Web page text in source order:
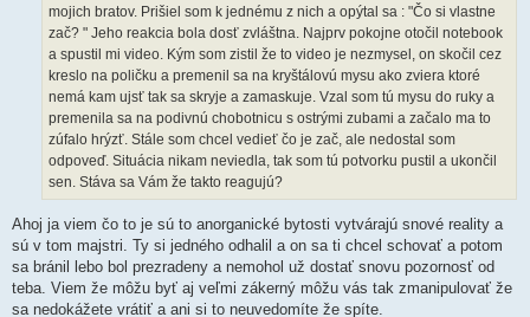
mojich bratov. Prišiel som k jednému z nich a opýtal sa : "Čo si vlastne
zač? " Jeho reakcia bola dosť zvláštna. Najprv pokojne otočil notebook
a spustil mi video. Kým som zistil že to video je nezmysel, on skočil cez
kreslo na poličku a premenil sa na kryštálovú mysu ako zviera ktoré
nemá kam ujsť tak sa skryje a zamaskuje. Vzal som tú mysu do ruky a
premenila sa na podivnú chobotnicu s ostrými zubami a začalo ma to
zúfalo hrýzť. Stále som chcel vedieť čo je zač, ale nedostal som
odpoveď. Situácia nikam neviedla, tak som tú potvorku pustil a ukončil
sen. Stáva sa Vám že takto reagujú?
Ahoj ja viem čo to je sú to anorganické bytosti vytvárajú snové reality a
sú v tom majstri. Ty si jedného odhalil a on sa ti chcel schovať a potom
sa bránil lebo bol prezradeny a nemohol už dostať snovu pozornosť od
teba. Viem že môžu byť aj veľmi zákerný môžu vás tak zmanipulovať že
sa nedokážete vrátiť a ani si to neuvedomíte že spíte.